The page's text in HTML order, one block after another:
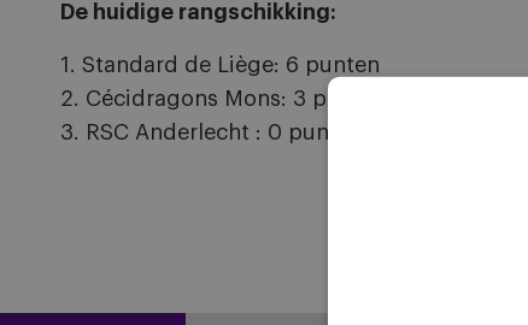
De huidige rangschikking:
1. Standard de Liège: 6 punten
2. Cécidragons Mons: 3 punten
3. RSC Anderlecht : 0 punten